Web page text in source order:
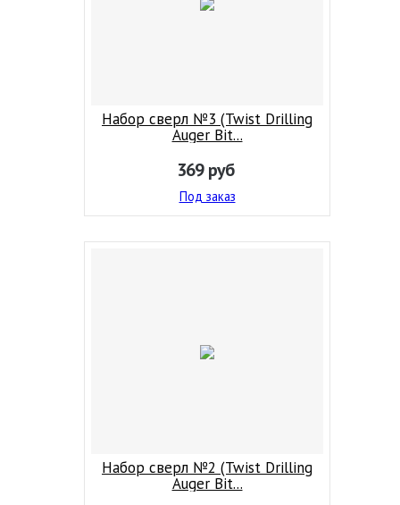
Набор сверл №3 (Twist Drilling
Auger Bit...
369 руб
Под заказ
Набор сверл №2 (Twist Drilling
Auger Bit...